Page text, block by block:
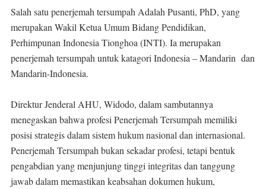
Salah satu penerjemah tersumpah Adalah Pusanti, PhD, yang
merupakan Wakil Ketua Umum Bidang Pendidikan,
Perhimpunan Indonesia Tionghoa (INTI). Ia merupakan
penerjemah tersumpah untuk katagori Indonesia – Mandarin dan
Mandarin-Indonesia.
Direktur Jenderal AHU, Widodo, dalam sambutannya
menegaskan bahwa profesi Penerjemah Tersumpah memiliki
posisi strategis dalam sistem hukum nasional dan internasional.
Penerjemah Tersumpah bukan sekadar profesi, tetapi bentuk
pengabdian yang menjunjung tinggi integritas dan tanggung
jawab dalam memastikan keabsahan dokumen hukum,